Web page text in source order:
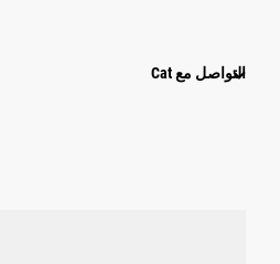
التواصل مع Cat